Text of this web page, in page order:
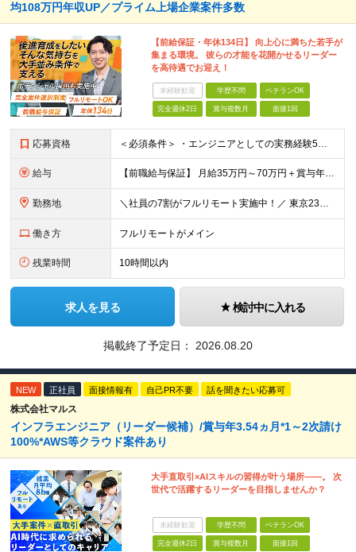
均108万円年収UP／プライム上場企業案件多数
【前給保証・年休134日】 向上心に満ちた若手が
集まる環境。 彼らの才能を花開かせるリーダー
を高待遇でお迎え！
未経験歓迎 学歴不問 ベテランOK
完全週休2日 賞与複数月 面接1回
応募資格 ＜必須条件＞ ・エンジニアとしての実務経験5年以上 ＜尚可条件＞ ・PM、PL経験 ・後輩指導やチームリーダーなど、何らかのリード経験 ※リーダー未経験の方のご応募も大歓迎です！ポテンシャル採用を
給与 【前職給与保証】 月給35万円～70万円＋賞与年2回＋各種手当 ※前職の給与・スキル・経験を考慮の上、決定いたします。 ※月給には固定残業代（月30時間分／5万円～10万円）を含みます。超過分は別途
勤務地 ＼社員の7割がフルリモート実施中！／ 東京23区内など1都3県を中心としたプロジェクト先での勤務となります。 ※勤務地は希望を考慮します ≪本社≫ 東京都渋谷区恵比寿南1丁目3番7号 隅越ビル5階
働き方 フルリモートがメイン
残業時間 10時間以内
求人を見る 検討中に入れる
掲載終了予定日： 2026.08.20
NEW 正社員 面接情報有 自己PR不要 話を聞きたい応募可
株式会社マルス
インフラエンジニア（リーダー候補）/賞与年3.54ヵ月*1～2次請け
100%*AWS等クラウド案件あり
大手直取引×AIスキルの習得が叶う場所――。 次
世代で活躍するリーダーを目指しませんか？
未経験歓迎 学歴不問 ベテランOK
完全週休2日 賞与複数月 面接1回